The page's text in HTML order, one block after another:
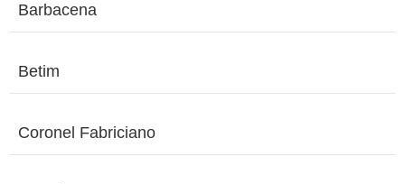
Barbacena
Betim
Coronel Fabriciano